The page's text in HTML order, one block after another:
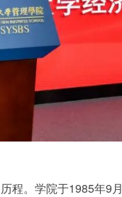
程。学院于1985年9